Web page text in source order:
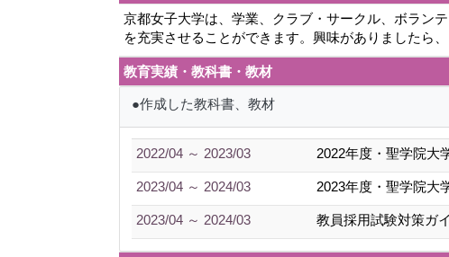
京都女子大学は、学業、クラブ・サークル、ボラン
を充実させることができます。興味がありましたら、
教育実績・教科書・教材
●作成した教科書、教材
2022/04 ～ 2023/03 2022年度・聖学院大
2023/04 ～ 2024/03 2023年度・聖学院大
2023/04 ～ 2024/03 教員採用試験対策ガ